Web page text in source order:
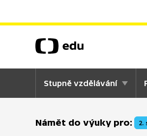
Stupně vzdělávání
Námět do výuky pro: 2.